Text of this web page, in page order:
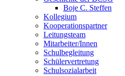
Boje C. Steffen
Kollegium
Kooperationspartner
Leitungsteam
Mitarbeiter/Innen
Schulbegleitung
Schülervertretung
Schulsozialarbeit